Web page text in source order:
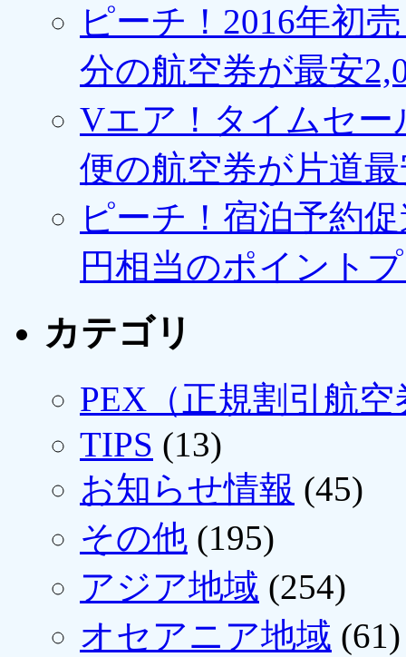
ピーチ！2016年初
分の航空券が最安
Vエア！タイムセー
便の航空券が片道最
ピーチ！宿泊予約
円相当のポイント
カテゴリ
PEX（正規割引航空
TIPS (13)
お知らせ情報 (45)
その他 (195)
アジア地域 (254)
オセアニア地域 (61)